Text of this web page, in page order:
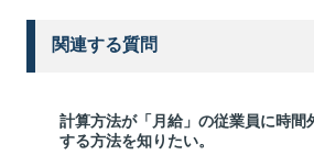
関連する質問
計算方法が「月給」の従業員に時間
する方法を知りたい。